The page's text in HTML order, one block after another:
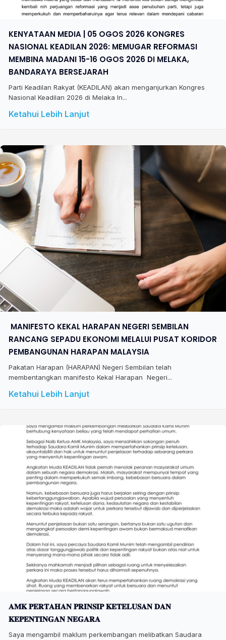
KENYATAAN MEDIA | 05 OGOS 2026 KONGRES
NASIONAL KEADILAN 2026: MEMUGAR REFORMASI
MEMBINA MADANI 15-16 OGOS 2026 DI MELAKA,
BANDARAYA BERSEJARAH
Parti Keadilan Rakyat (KEADILAN) akan menganjurkan Kongres
Nasional Keadilan 2026 di Melaka In...
Ketahui Lebih Lanjut
​ MANIFESTO KEKAL HARAPAN NEGERI SEMBILAN
RANCANG SEPADU EKONOMI MELALUI PUSAT KORIDOR
PEMBANGUNAN HARAPAN MALAYSIA
Pakatan Harapan (HARAPAN) Negeri Sembilan telah
membentangkan manifesto Kekal Harapan Negeri...
Ketahui Lebih Lanjut
𝐀𝐌𝐊 𝐏𝐄𝐑𝐓𝐀𝐇𝐀𝐍 𝐏𝐑𝐈𝐍𝐒𝐈𝐏 𝐊𝐄𝐓𝐄𝐋𝐔𝐒𝐀𝐍 𝐃𝐀𝐍
𝐊𝐄𝐏𝐄𝐍𝐓𝐈𝐍𝐆𝐀𝐍 𝐍𝐄𝐆𝐀𝐑𝐀
Saya mengambil maklum perkembangan melibatkan Saudara